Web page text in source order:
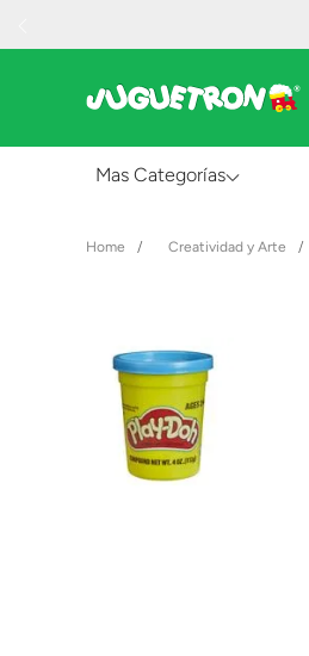
Mas Categorías
Creatividad y Arte
Figuras de Acción
Gadgets y Electrónicos
Creatividad y Arte